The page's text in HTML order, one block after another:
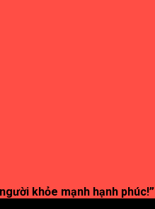
khỏe mạnh hạnh phúc!”